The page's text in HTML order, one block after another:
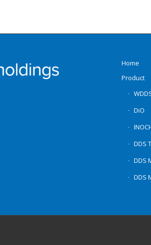
Home
Product
DiO
DDS
DDS
DDS